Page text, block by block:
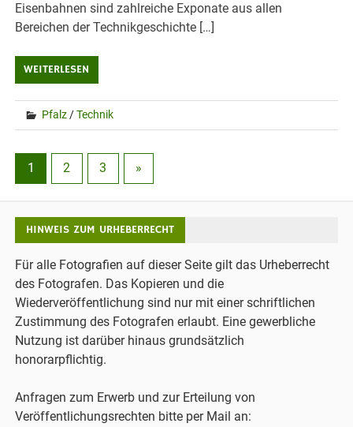
Eisenbahnen sind zahlreiche Exponate aus allen
Bereichen der Technikgeschichte […]
WEITERLESEN
Pfalz /Technik
1 2 3 »
HINWEIS ZUM URHEBERRECHT
Für alle Fotografien auf dieser Seite gilt das Urheberrecht
des Fotografen. Das Kopieren und die
Wiederveröffentlichung sind nur mit einer schriftlichen
Zustimmung des Fotografen erlaubt. Eine gewerbliche
Nutzung ist darüber hinaus grundsätzlich
honorarpflichtig.
Anfragen zum Erwerb und zur Erteilung von
Veröffentlichungsrechten bitte per Mail an: